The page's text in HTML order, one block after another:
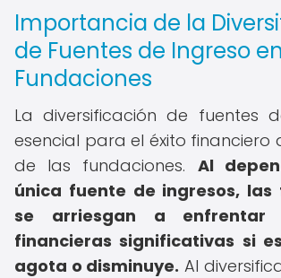
Importancia de la
de Fuentes de Ingreso en
Fundaciones
La diversificación de fuentes
esencial para el éxito financiero
de las fundaciones. Al
única fuente de ingresos, las
se arriesgan a enfrentar
financieras significativas si
agota o disminuye. Al